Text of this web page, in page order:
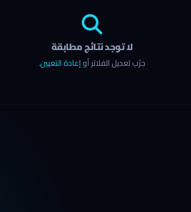
لا توجد نتائج مطابقة
جرّب تعديل الفلاتر أوإعادة التعيين.